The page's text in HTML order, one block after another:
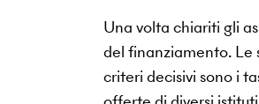
Una volta chiariti gli
del finanziamento. Le
criteri decisivi sono i